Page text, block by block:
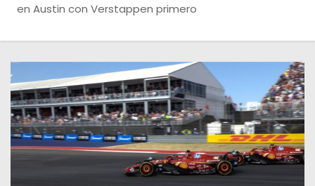
en Austin con Verstappen primero